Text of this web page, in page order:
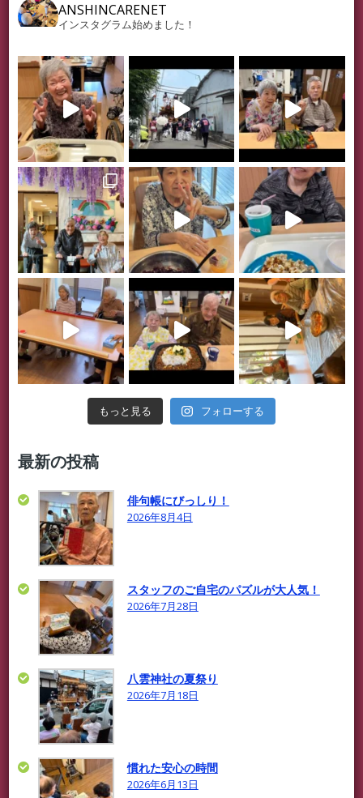
ANSHINCARENET
インスタグラム始めました！
もっと見る フォローする
最新の投稿
俳句帳にびっしり！
2026年8月4日
スタッフのご自宅のパズルが大人気！
2026年7月28日
八雲神社の夏祭り
2026年7月18日
慣れた安心の時間
2026年6月13日